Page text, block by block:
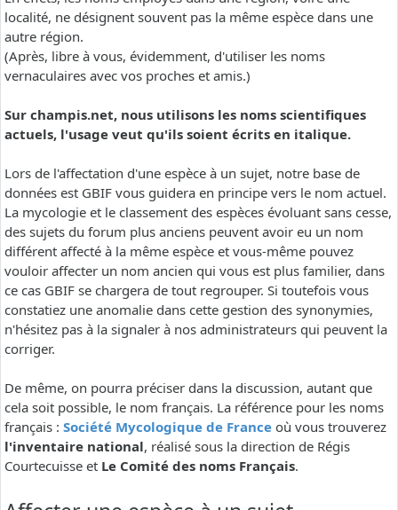
localité, ne désignent souvent pas la même espèce dans une
autre région.
(Après, libre à vous, évidemment, d'utiliser les noms
vernaculaires avec vos proches et amis.)
Sur champis.net, nous utilisons les noms scientifiques
actuels, l'usage veut qu'ils soient écrits en italique.
Lors de l'affectation d'une espèce à un sujet, notre base de
données est GBIF vous guidera en principe vers le nom actuel.
La mycologie et le classement des espèces évoluant sans cesse,
des sujets du forum plus anciens peuvent avoir eu un nom
différent affecté à la même espèce et vous-même pouvez
vouloir affecter un nom ancien qui vous est plus familier, dans
ce cas GBIF se chargera de tout regrouper. Si toutefois vous
constatiez une anomalie dans cette gestion des synonymies,
n'hésitez pas à la signaler à nos administrateurs qui peuvent la
corriger.
De même, on pourra préciser dans la discussion, autant que
cela soit possible, le nom français. La référence pour les noms
français : Société Mycologique de France où vous trouverez
l'inventaire national, réalisé sous la direction de Régis
Courtecuisse et Le Comité des noms Français.